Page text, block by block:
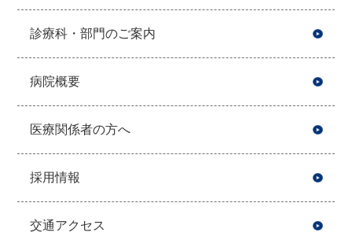
診療科・部門のご案内
病院概要
医療関係者の方へ
採用情報
交通アクセス